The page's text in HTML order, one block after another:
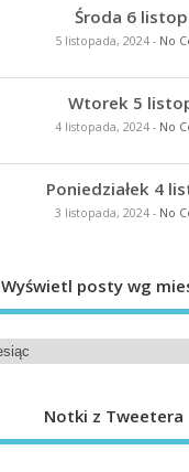
Środa 6
5 listopada, 2024- No
Wtorek 5
4 listopada, 2024- No
Poniedziałek 4
3 listopada, 2024- No
Wyświetl posty wg
Notki z Tweetera